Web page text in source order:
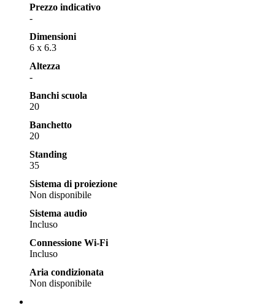
Prezzo indicativo
-
Dimensioni
6 x 6.3
Altezza
-
Banchi scuola
20
Banchetto
20
Standing
35
Sistema di proiezione
Non disponibile
Sistema audio
Incluso
Connessione Wi-Fi
Incluso
Aria condizionata
Non disponibile